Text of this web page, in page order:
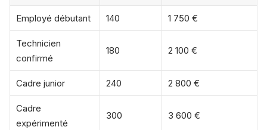
Employé débutant 140 1 750 €
Technicien
confirmé
180 2 100 €
Cadre junior 240 2 800 €
Cadre
expérimenté
300 3 600 €